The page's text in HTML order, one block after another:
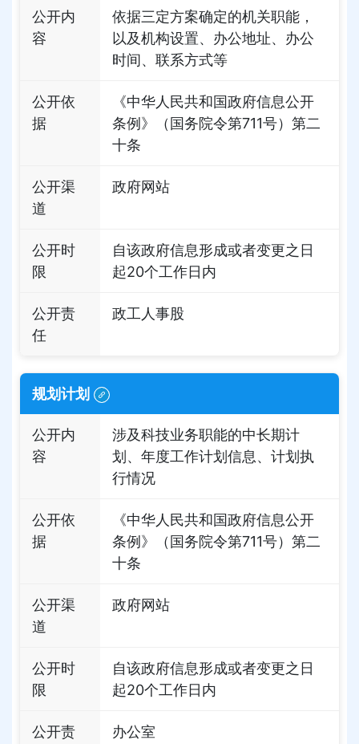
公开内
容
依据三定方案确定的机关职能，
以及机构设置、办公地址、办公
时间、联系方式等
公开依
据
《中华人民共和国政府信息公开
条例》（国务院令第711号）第二
十条
公开渠
道
政府网站
公开时
限
自该政府信息形成或者变更之日
起20个工作日内
公开责
任
政工人事股
规划计划
公开内
容
涉及科技业务职能的中长期计
划、年度工作计划信息、计划执
行情况
公开依
据
《中华人民共和国政府信息公开
条例》（国务院令第711号）第二
十条
公开渠
道
政府网站
公开时
限
自该政府信息形成或者变更之日
起20个工作日内
公开责
办公室